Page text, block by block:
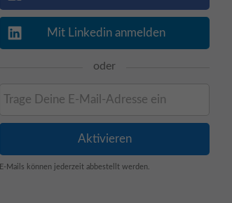
Mit Linkedin anmelden
oder
E-Mails können jederzeit abbestellt werden.